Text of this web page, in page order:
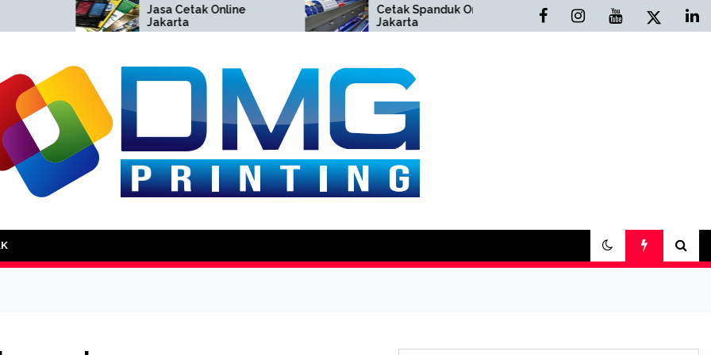
Jasa Cetak Online
Jakarta
Cetak Spanduk Online
Jakarta
Cetak Buku Yasin Online
Printing